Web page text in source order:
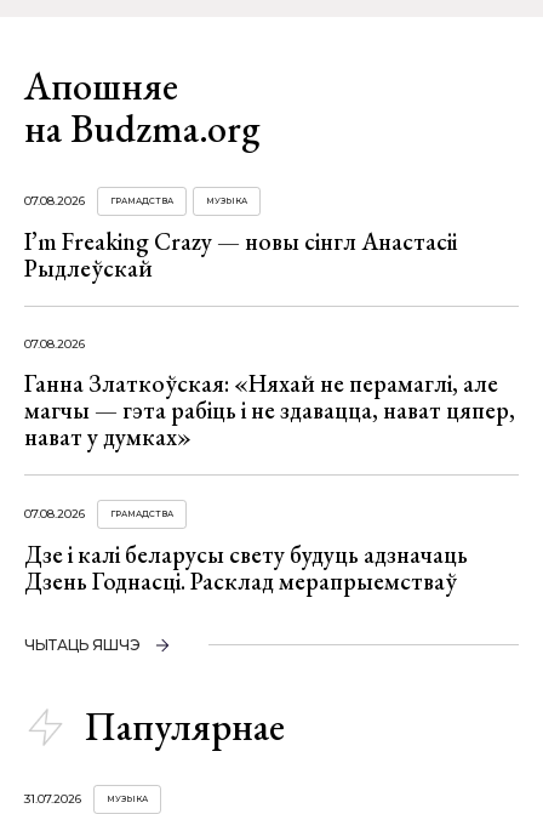
Апошняе
на Budzma.org
07.08.2026 ГРАМАДСТВА МУЗЫКА
I’m Freaking Crazy — новы сінгл Анастасіі
Рыдлеўскай
07.08.2026
Ганна Златкоўская: «Няхай не перамаглі, але
магчы — гэта рабіць і не здавацца, нават цяпер,
нават у думках»
07.08.2026 ГРАМАДСТВА
Дзе і калі беларусы свету будуць адзначаць
Дзень Годнасці. Расклад мерапрыемстваў
ЧЫТАЦЬ ЯШЧЭ
Папулярнае
31.07.2026 МУЗЫКА